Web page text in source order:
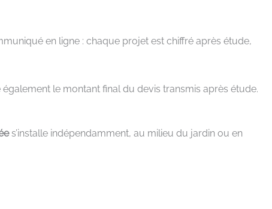
en ligne : chaque projet est chiffré après étude,
le montant final du devis transmis après étude.
s’installe indépendamment, au milieu du jardin ou en